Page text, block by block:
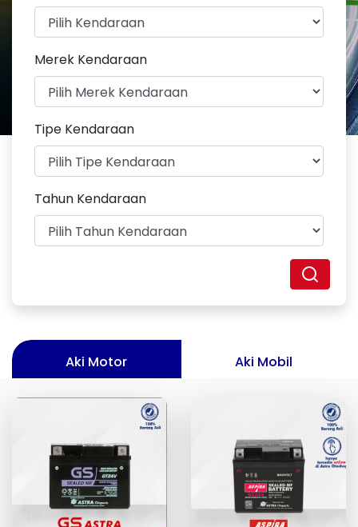
Merek Kendaraan
Tipe Kendaraan
Tahun Kendaraan
Aki Motor Aki Mobil